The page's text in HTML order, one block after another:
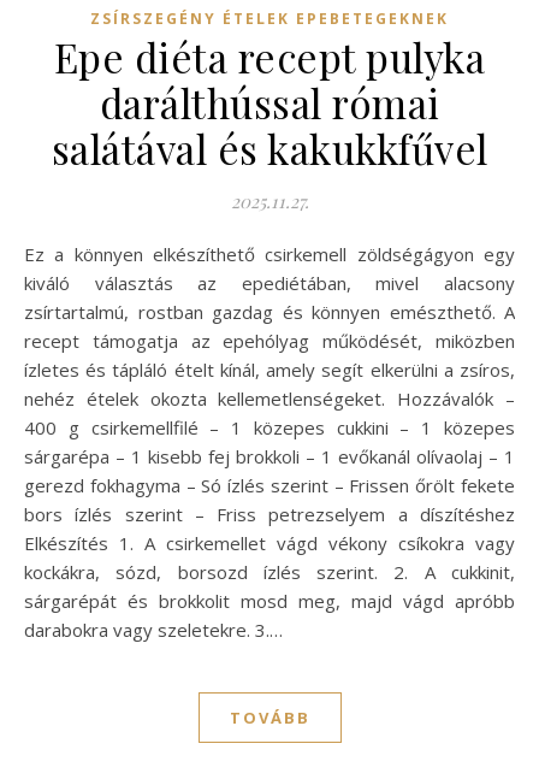
ZSÍRSZEGÉNY ÉTELEK EPEBETEGEKNEK
Epe diéta recept pulyka
darálthússal római
salátával és kakukkfűvel
2025.11.27.
Ez a könnyen elkészíthető csirkemell zöldségágyon egy
kiváló választás az epediétában, mivel alacsony
zsírtartalmú, rostban gazdag és könnyen emészthető. A
recept támogatja az epehólyag működését, miközben
ízletes és tápláló ételt kínál, amely segít elkerülni a zsíros,
nehéz ételek okozta kellemetlenségeket. Hozzávalók –
400 g csirkemellfilé – 1 közepes cukkini – 1 közepes
sárgarépa – 1 kisebb fej brokkoli – 1 evőkanál olívaolaj – 1
gerezd fokhagyma – Só ízlés szerint – Frissen őrölt fekete
bors ízlés szerint – Friss petrezselyem a díszítéshez
Elkészítés 1. A csirkemellet vágd vékony csíkokra vagy
kockákra, sózd, borsozd ízlés szerint. 2. A cukkinit,
sárgarépát és brokkolit mosd meg, majd vágd apróbb
darabokra vagy szeletekre. 3.…
TOVÁBB